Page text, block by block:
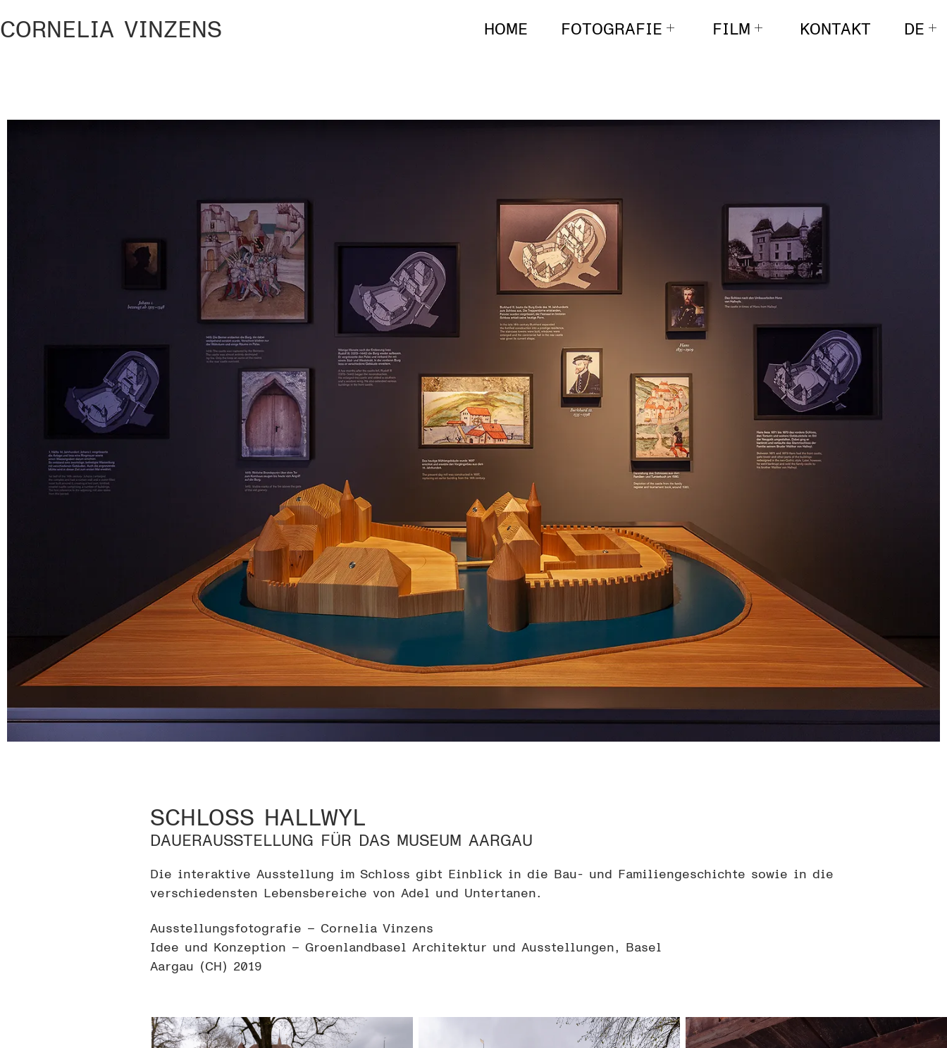
CORNELIA VINZENS HOME FOTOGRAFIE FILM KONTAKT DE
SCHLOSS HALLWYL
DAUERAUSSTELLUNG FÜR DAS MUSEUM AARGAU
Die interaktive Ausstellung im Schloss gibt Einblick in die Bau- und Familiengeschichte sowie in die
verschiedensten Lebensbereiche von Adel und Untertanen.
Ausstellungsfotografie – Cornelia Vinzens
Idee und Konzeption – Groenlandbasel Architektur und Ausstellungen, Basel
Aargau (CH) 2019